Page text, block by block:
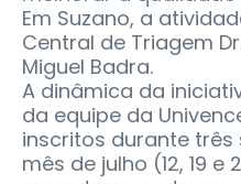
Em Suzano, a
Central de Triagem
Miguel Badra.
A dinâmica da
da equipe da
inscritos durante
mês de julho (12, 19